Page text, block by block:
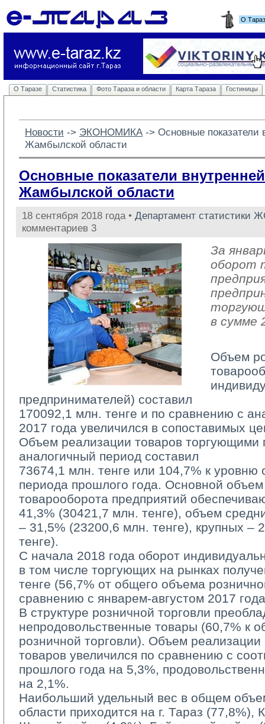
О
О Таразе Статистика Фото Тараза и области Карта Тараза Гостиницы
Новости -> ЭКОНОМИКА -> Основные показатели
Жамбылской области
Основные показатели
Жамбылской области
18 сентября 2018 года • Департамент статистики
комментариев 3
За
оборот
в сумме
Объем
предпринимателей) составил
170092,1 млн. тенге и по сравнению с
2017 года увеличился в сопоставимых
Объем реализации товаров торгующими
аналогичный период составил
73674,1 млн. тенге или 104,7% к уровню
периода прошлого года. Основной объем
товарооборота предприятий
41,3% (30421,7 млн. тенге), объем
– 31,5% (23200,6 млн. тенге), крупных –
тенге).
С начала 2018 года оборот
в том числе торгующих на рынках
тенге (56,7% от общего объема
сравнению с январем-августом 2017
В структуре розничной торговли
непродовольственные товары (60,7% к
розничной торговли). Объем
товаров увеличился по сравнению с
прошлого года на 5,3%,
на 2,1%.
Наибольший удельный вес в общем
области приходится на г. Тараз (77,8%),